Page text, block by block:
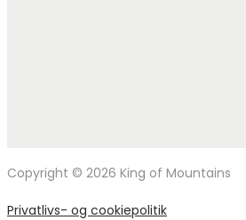
Copyright © 2026 King of Mountains
Privatlivs- og cookiepolitik